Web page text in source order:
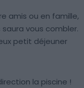
amis ou en famille,
vous combler.
petit déjeuner
la piscine !